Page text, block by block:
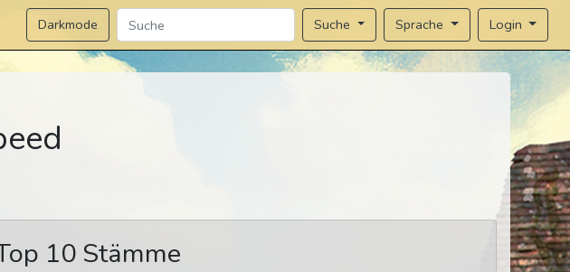
Darkmode Suche Sprache Login
10 Stämme